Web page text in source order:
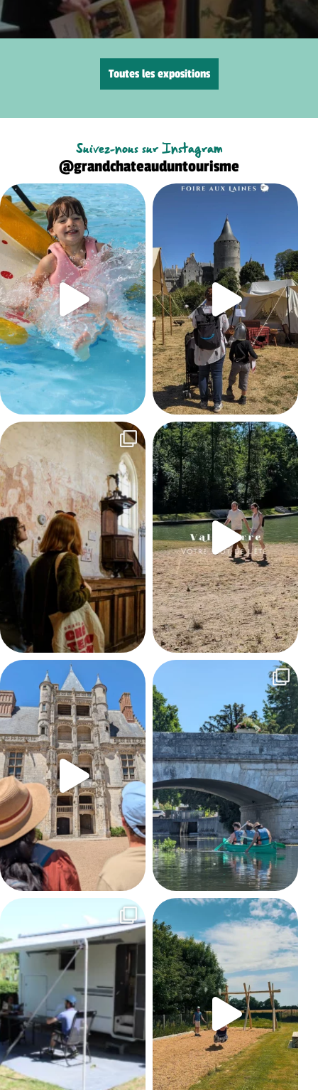
Toutes les expositions
Suivez-nous sur Instagram
@grandchateauduntourisme